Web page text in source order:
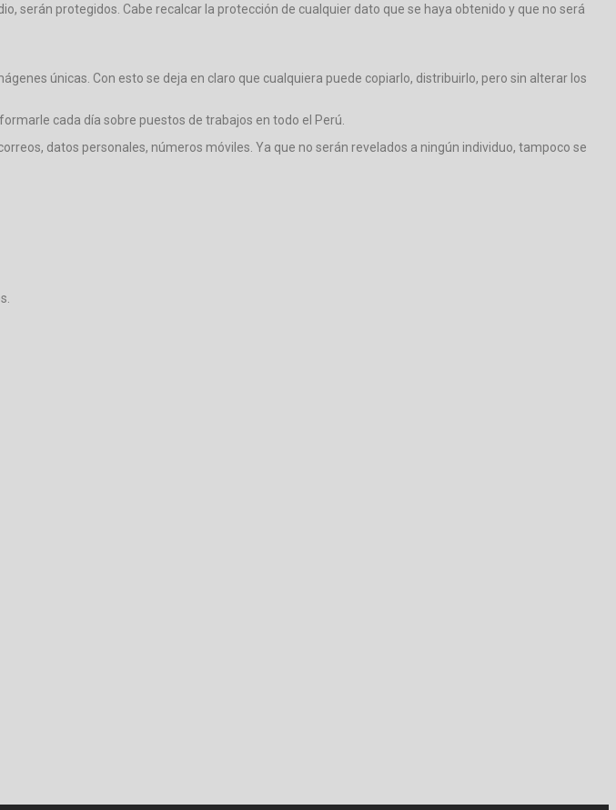
serán protegidos. Cabe recalcar la protección de cualquier dato que se haya obtenido y que no será
únicas. Con esto se deja en claro que cualquiera puede copiarlo, distribuirlo, pero sin alterar los
cada día sobre puestos de trabajos en todo el Perú.
datos personales, números móviles. Ya que no serán revelados a ningún individuo, tampoco se